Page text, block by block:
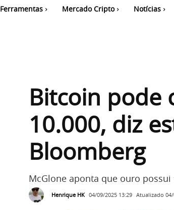
Ferramentas Mercado Cripto Notícias
Bitcoin pode
10.000, diz
Bloomberg
McGlone aponta que ouro
Henrique HK 04/09/2025 13:29 Atualizado